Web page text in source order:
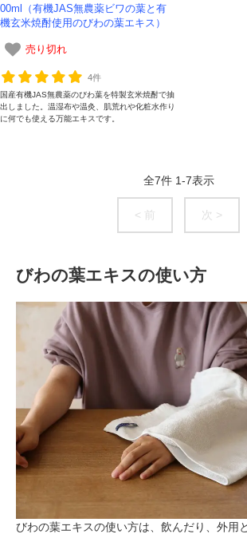
00ml（有機JAS無農薬ビワの葉と有
機玄米焼酎使用のびわの葉エキス）
売り切れ
4件
国産有機JAS無農薬のびわ葉を特製玄米焼酎で抽
出しました。温湿布や温灸、肌荒れや化粧水作り
に何でも使える万能エキスです。
全7件 1-7表示
< 前 次 >
びわの葉エキスの使い方
びわの葉エキスの使い方は、飲んだり、外用